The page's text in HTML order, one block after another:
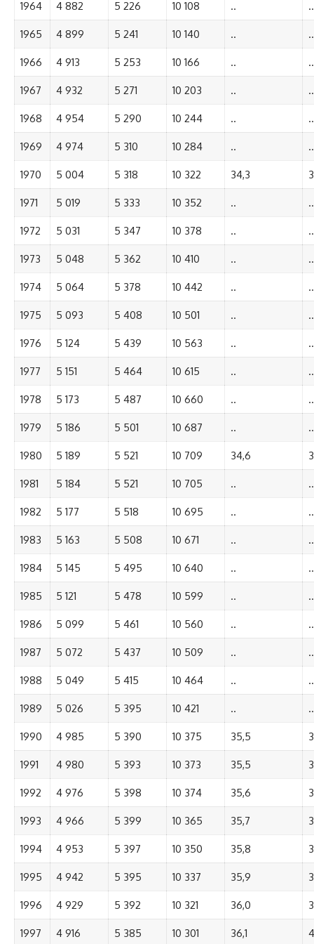
1964 4 882 5 226 10 108 .. ..
1965 4 899 5 241 10 140 .. ..
1966 4 913 5 253 10 166 .. ..
1967 4 932 5 271 10 203 .. ..
1968 4 954 5 290 10 244 .. ..
1969 4 974 5 310 10 284 .. ..
1970 5 004 5 318 10 322 34,3
1971 5 019 5 333 10 352 .. ..
1972 5 031 5 347 10 378 .. ..
1973 5 048 5 362 10 410 .. ..
1974 5 064 5 378 10 442 .. ..
1975 5 093 5 408 10 501 .. ..
1976 5 124 5 439 10 563 .. ..
1977 5 151 5 464 10 615 .. ..
1978 5 173 5 487 10 660 .. ..
1979 5 186 5 501 10 687 .. ..
1980 5 189 5 521 10 709 34,6
1981 5 184 5 521 10 705 .. ..
1982 5 177 5 518 10 695 .. ..
1983 5 163 5 508 10 671 .. ..
1984 5 145 5 495 10 640 .. ..
1985 5 121 5 478 10 599 .. ..
1986 5 099 5 461 10 560 .. ..
1987 5 072 5 437 10 509 .. ..
1988 5 049 5 415 10 464 .. ..
1989 5 026 5 395 10 421 .. ..
1990 4 985 5 390 10 375 35,5
1991 4 980 5 393 10 373 35,5
1992 4 976 5 398 10 374 35,6
1993 4 966 5 399 10 365 35,7
1994 4 953 5 397 10 350 35,8
1995 4 942 5 395 10 337 35,9
1996 4 929 5 392 10 321 36,0
1997 4 916 5 385 10 301 36,1